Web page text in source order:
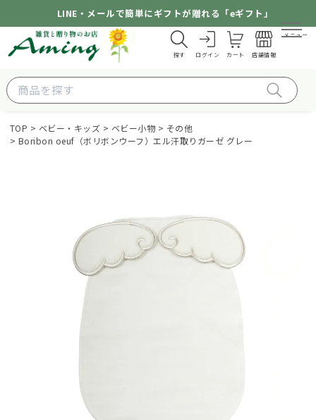
LINE・メールで簡単にギフトが贈れる「eギフト」
探す ログイン カート 店舗情報
メニュー
TOP ベビー・キッズ ベビー小物
その他
Boribon oeuf（ボリボンウーフ）エル汗取りガーゼ グレー